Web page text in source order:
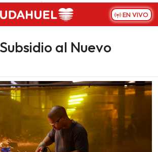
EN VIVO
Subsidio al Nuevo